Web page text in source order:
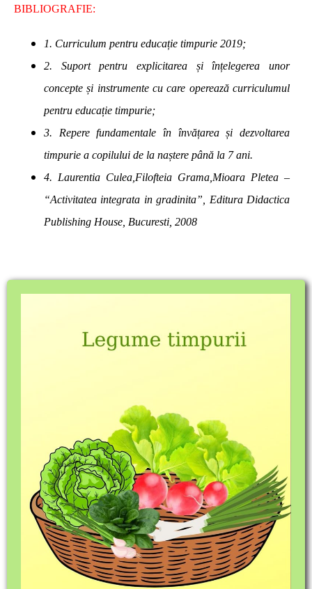
BIBLIOGRAFIE:
1. Curriculum pentru educație timpurie 2019;
2. Suport pentru explicitarea și înțelegerea unor
concepte și instrumente cu care operează curriculumul
pentru educație timpurie;
3. Repere fundamentale în învățarea și dezvoltarea
timpurie a copilului de la naștere până la 7 ani.
4. Laurentia Culea,Filofteia Grama,Mioara Pletea –
“Activitatea integrata in gradinita”, Editura Didactica
Publishing House, Bucuresti, 2008